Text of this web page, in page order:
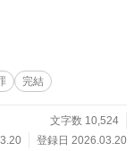
完結
文字数 10,524
登録日 2026.03.20